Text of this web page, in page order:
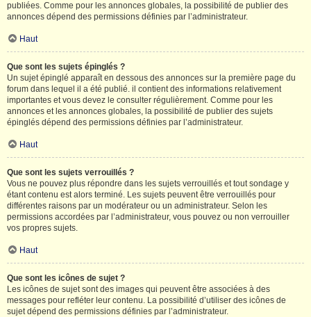
publiées. Comme pour les annonces globales, la possibilité de publier des
annonces dépend des permissions définies par l’administrateur.
Haut
Que sont les sujets épinglés ?
Un sujet épinglé apparaît en dessous des annonces sur la première page du
forum dans lequel il a été publié. il contient des informations relativement
importantes et vous devez le consulter régulièrement. Comme pour les
annonces et les annonces globales, la possibilité de publier des sujets
épinglés dépend des permissions définies par l’administrateur.
Haut
Que sont les sujets verrouillés ?
Vous ne pouvez plus répondre dans les sujets verrouillés et tout sondage y
étant contenu est alors terminé. Les sujets peuvent être verrouillés pour
différentes raisons par un modérateur ou un administrateur. Selon les
permissions accordées par l’administrateur, vous pouvez ou non verrouiller
vos propres sujets.
Haut
Que sont les icônes de sujet ?
Les icônes de sujet sont des images qui peuvent être associées à des
messages pour refléter leur contenu. La possibilité d’utiliser des icônes de
sujet dépend des permissions définies par l’administrateur.